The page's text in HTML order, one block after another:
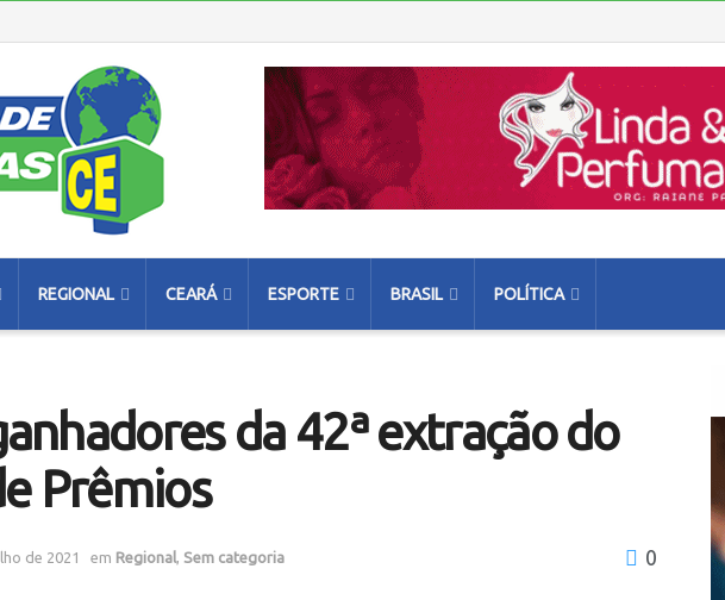
REGIONAL CEARÁ ESPORTE BRASIL POLÍTICA
da 42ª extração do
Prêmios
de 2021 em Regional Sem categoria 0